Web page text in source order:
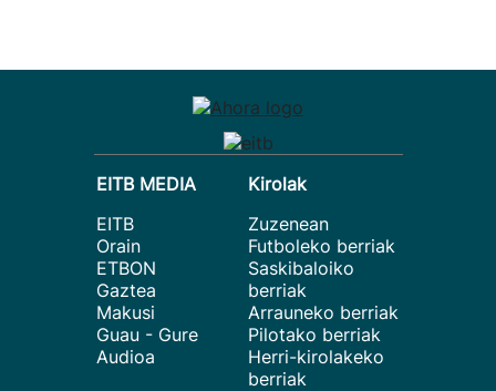
EITB MEDIA
EITB
Orain
ETBON
Gaztea
Makusi
Guau - Gure
Audioa
Kirolak
Zuzenean
Futboleko berriak
Saskibaloiko
berriak
Arrauneko berriak
Pilotako berriak
Herri-kirolakeko
berriak